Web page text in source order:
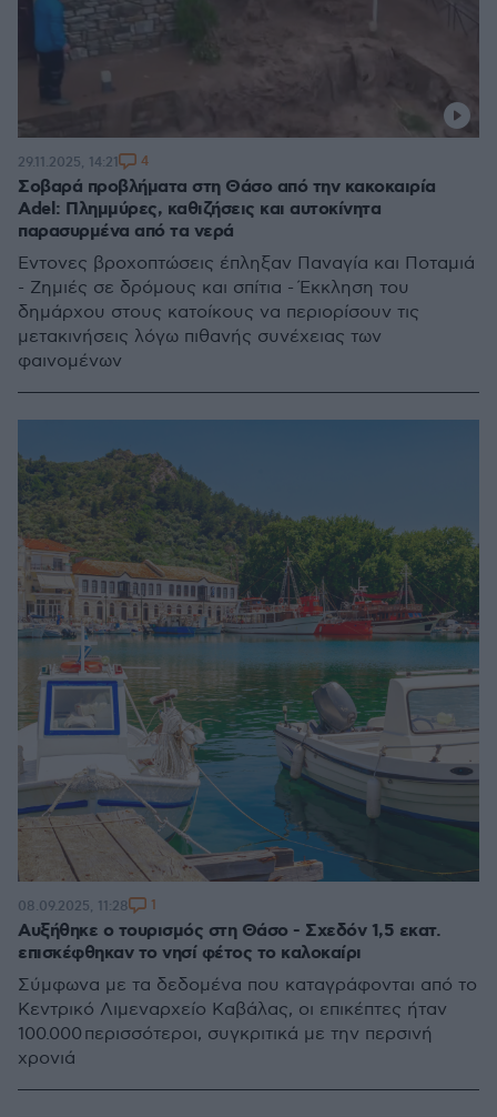
Σοβαρά προβλήματα στη Θάσο από την κακοκαιρία
Adel: Πλημμύρες, καθιζήσεις και αυτοκίνητα
παρασυρμένα από τα νερά
Έντονες βροχοπτώσεις έπληξαν Παναγία και Ποταμιά
- Ζημιές σε δρόμους και σπίτια - Έκκληση του
δημάρχου στους κατοίκους να περιορίσουν τις
μετακινήσεις λόγω πιθανής συνέχειας των
φαινομένων
29.11.2025, 14:21 4
Αυξήθηκε ο τουρισμός στη Θάσο - Σχεδόν 1,5 εκατ.
επισκέφθηκαν το νησί φέτος το καλοκαίρι
Σύμφωνα με τα δεδομένα που καταγράφονται από το
Κεντρικό Λιμεναρχείο Καβάλας, οι επικέπτες ήταν
100.000 περισσότεροι, συγκριτικά με την περσινή
χρονιά
08.09.2025, 11:28 1